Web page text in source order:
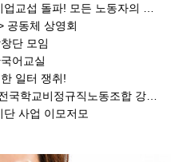
의 노동기본권 쟁취! 민주노총 7.15 총파업대회
공동체 상영회
단 모임
어교실
일터 쟁취!
직노동조합 강원지부 김유미 춘천지회장
사업 이모저모